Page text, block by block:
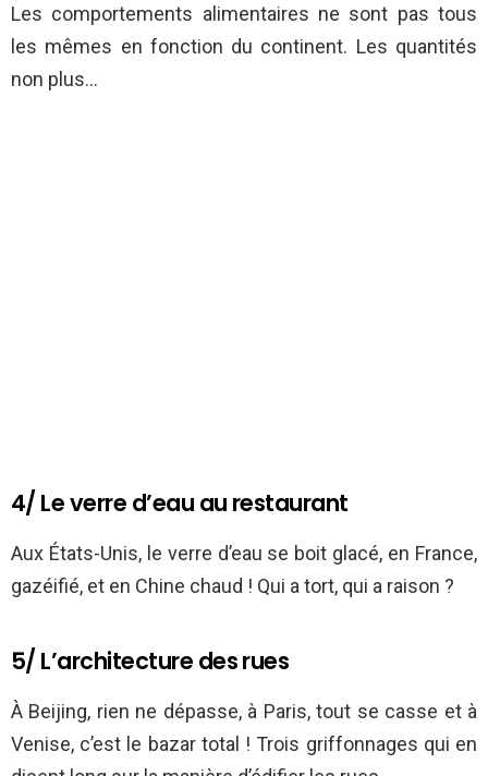
Les comportements alimentaires ne sont pas tous
les mêmes en fonction du continent. Les quantités
non plus…
4/ Le verre d’eau au restaurant
Aux États-Unis, le verre d’eau se boit glacé, en France,
gazéifié, et en Chine chaud ! Qui a tort, qui a raison ?
5/ L’architecture des rues
À Beijing, rien ne dépasse, à Paris, tout se casse et à
Venise, c’est le bazar total ! Trois griffonnages qui en